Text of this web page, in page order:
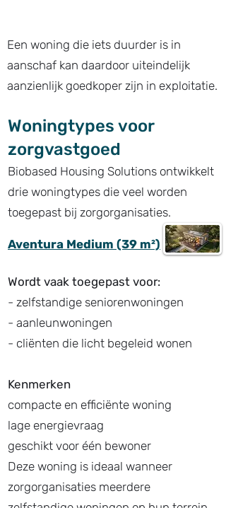
Een woning die iets duurder is in
aanschaf kan daardoor uiteindelijk
aanzienlijk goedkoper zijn in exploitatie.
Woningtypes voor
zorgvastgoed
Biobased Housing Solutions ontwikkelt
drie woningtypes die veel worden
toegepast bij zorgorganisaties.
Aventura Medium (39 m²)
Wordt vaak toegepast voor:
- zelfstandige seniorenwoningen
- aanleunwoningen
- cliënten die licht begeleid wonen
Kenmerken
compacte en efficiënte woning
lage energievraag
geschikt voor één bewoner
Deze woning is ideaal wanneer
zorgorganisaties meerdere